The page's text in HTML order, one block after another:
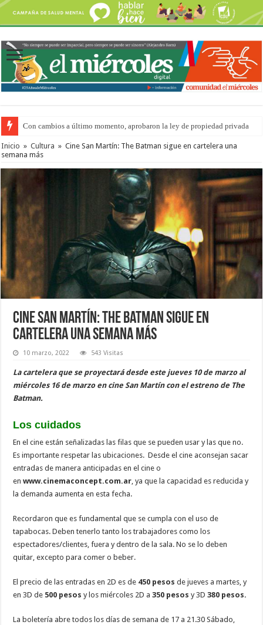
Con cambios a último momento, aprobaron la ley de propiedad privada
Del viernes 7 al domingo 9 de agosto: la agenda ¿A dónde ir? para este
Inicio » Cultura » Cine San Martín: The Batman sigue en cartelera una
semana más
Cine San Martín: The Batman sigue en
cartelera una semana más
10 marzo, 2022 543 Visitas
La cartelera que se proyectará desde este jueves 10 de marzo al
miércoles 16 de marzo en cine San Martín con el estreno de The
Batman.
Los cuidados
En el cine están señalizadas las filas que se pueden usar y las que no.
Es importante respetar las ubicaciones. Desde el cine aconsejan sacar
entradas de manera anticipadas en el cine o
en www.cinemaconcept.com.ar, ya que la capacidad es reducida y
la demanda aumenta en esta fecha.
Recordaron que es fundamental que se cumpla con el uso de
tapabocas. Deben tenerlo tanto los trabajadores como los
espectadores/clientes, fuera y dentro de la sala. No se lo deben
quitar, excepto para comer o beber.
El precio de las entradas en 2D es de 450 pesosde jueves a martes, y
en 3D de 500 pesos y los miércoles 2D a350 pesos y 3D380 pesos.
La boletería abre todos los días de semana de 17 a 21.30 Sábado,